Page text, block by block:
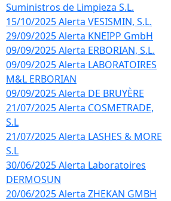
Suministros de Limpieza S.L.
15/10/2025 Alerta VESISMIN, S.L.
29/09/2025 Alerta KNEIPP GmbH
09/09/2025 Alerta ERBORIAN, S.L.
09/09/2025 Alerta LABORATOIRES
M&L ERBORIAN
09/09/2025 Alerta DE BRUYÈRE
21/07/2025 Alerta COSMETRADE,
S.L
21/07/2025 Alerta LASHES & MORE
S.L
30/06/2025 Alerta Laboratoires
DERMOSUN
20/06/2025 Alerta ZHEKAN GMBH